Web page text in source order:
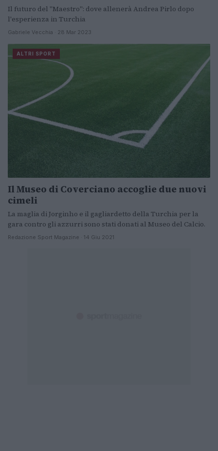
Il futuro del "Maestro": dove allenerà Andrea Pirlo dopo
l'esperienza in Turchia
Gabriele Vecchia · 28 Mar 2023
ALTRI SPORT
Il Museo di Coverciano accoglie due nuovi
cimeli
La maglia di Jorginho e il gagliardetto della Turchia per la
gara contro gli azzurri sono stati donati al Museo del Calcio.
Redazione Sport Magazine · 14 Giu 2021